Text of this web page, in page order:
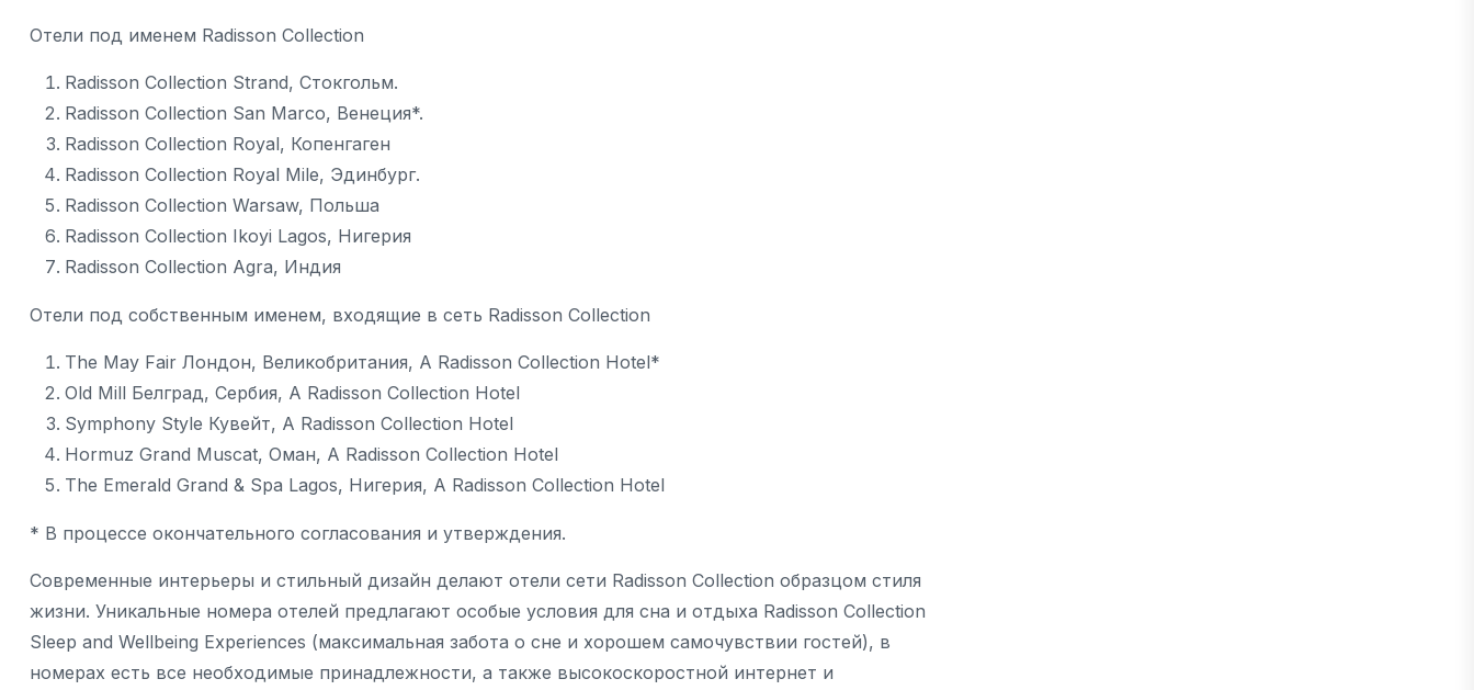
Отели под именем Radisson Collection
Radisson Collection Strand, Стокгольм.
Radisson Collection San Marco, Венеция*.
Radisson Collection Royal, Копенгаген
Radisson Collection Royal Mile, Эдинбург.
Radisson Collection Warsaw, Польша
Radisson Collection Ikoyi Lagos, Нигерия
Radisson Collection Agra, Индия
Отели под собственным именем, входящие в сеть Radisson Collection
The May Fair Лондон, Великобритания, A Radisson Collection Hotel*
Old Mill Белград, Сербия, A Radisson Collection Hotel
Symphony Style Кувейт, A Radisson Collection Hotel
Hormuz Grand Muscat, Оман, A Radisson Collection Hotel
The Emerald Grand & Spa Lagos, Нигерия, A Radisson Collection Hotel
* В процессе окончательного согласования и утверждения.
Современные интерьеры и стильный дизайн делают отели сети Radisson Collection образцом стиля
жизни. Уникальные номера отелей предлагают особые условия для сна и отдыха Radisson Collection
Sleep and Wellbeing Experiences (максимальная забота о сне и хорошем самочувствии гостей), в
номерах есть все необходимые принадлежности, а также высокоскоростной интернет и